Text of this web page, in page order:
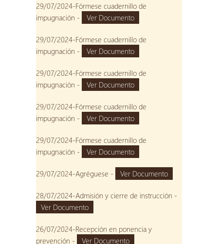
29/07/2024-Fórmese cuadernillo de
impugnación -
Ver Documento
29/07/2024-Fórmese cuadernillo de
impugnación -
Ver Documento
29/07/2024-Fórmese cuadernillo de
impugnación -
Ver Documento
29/07/2024-Fórmese cuadernillo de
impugnación -
Ver Documento
29/07/2024-Fórmese cuadernillo de
impugnación -
Ver Documento
29/07/2024-Agréguese - Ver Documento
28/07/2024-Admisión y cierre de instrucción -
Ver Documento
26/07/2024-Recepción en ponencia y
prevención -
Ver Documento